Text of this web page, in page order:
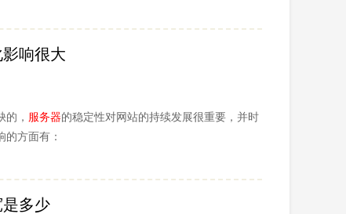
响很大
的， 服务器的稳定性对网站的持续发展很重要，并时
方面有：
多少